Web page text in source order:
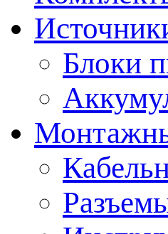
Блоки